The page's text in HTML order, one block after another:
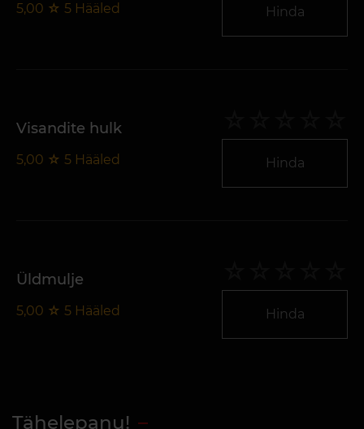
5,00 ☆ 5 Hääled Hinda
Visandite hulk
5,00 ☆ 5 Hääled Hinda
Üldmulje
5,00 ☆ 5 Hääled Hinda
Tähelepanu!